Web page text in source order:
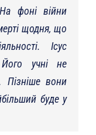
фоні війни
щодня, що
Ісус
учні не
Пізніше вони
буде у